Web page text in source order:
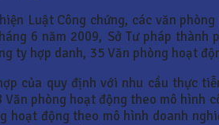
Luật Công chứng, các văn
6 năm 2009, Sở Tư pháp
ty hợp danh, 35 Văn phòng hoạt
của quy định với nhu cầu thực
phòng hoạt động theo mô hình
hoạt động theo mô hình doanh